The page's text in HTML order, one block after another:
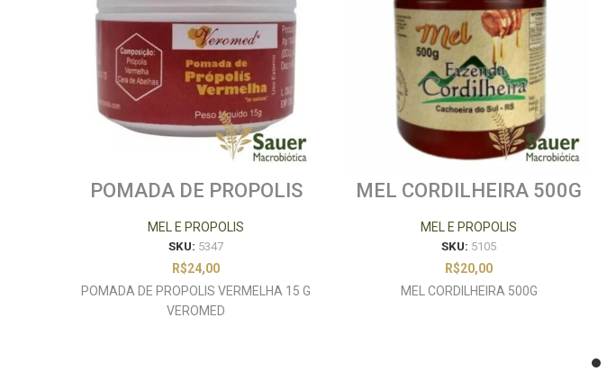
POMADA DE PROPOLIS
VEROMED
MEL E PROPOLIS
SKU: 5347
R$24,00
POMADA DE PROPOLIS VERMELHA 15 G
VEROMED
MEL CORDILHEIRA 500G
MEL E PROPOLIS
SKU: 5105
R$20,00
MEL CORDILHEIRA 500G